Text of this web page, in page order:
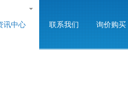
讯中心 联系我们 询价购买